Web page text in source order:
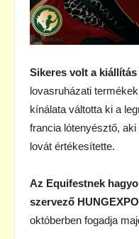
Sikeres volt a kiállítás
lovasruházati
kínálata váltotta ki a
francia lótenyésztő,
lovát értékesítette.
Az Equifestnek
szervező
októberben fogadja